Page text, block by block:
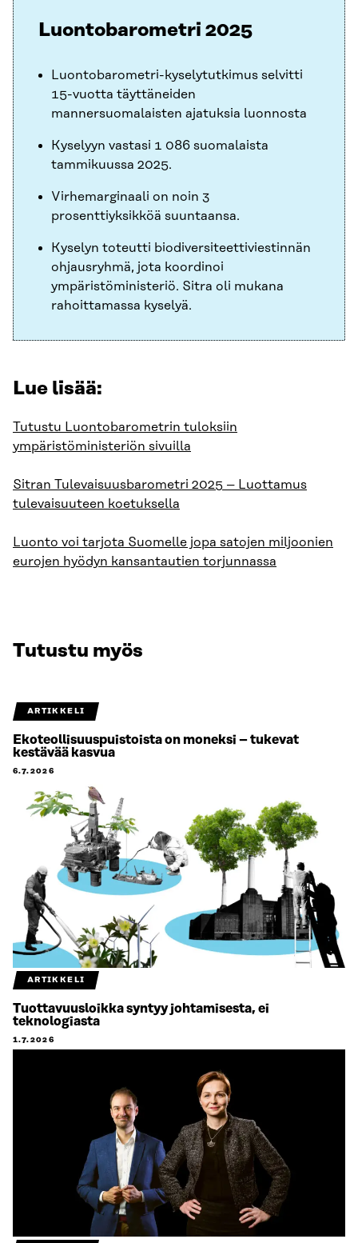
Luontobarometri 2025
Luontobarometri-kyselytutkimus selvitti
15-vuotta täyttäneiden
mannersuomalaisten ajatuksia luonnosta
Kyselyyn vastasi 1 086 suomalaista
tammikuussa 2025.
Virhemarginaali on noin 3
prosenttiyksikköä suuntaansa.
Kyselyn toteutti biodiversiteettiviestinnän
ohjausryhmä, jota koordinoi
ympäristöministeriö. Sitra oli mukana
rahoittamassa kyselyä.
Lue lisää:
Tutustu Luontobarometrin tuloksiin
ympäristöministeriön sivuilla
Sitran Tulevaisuusbarometri 2025 – Luottamus
tulevaisuuteen koetuksella
​​Luonto voi tarjota Suomelle jopa satojen miljoonien
eurojen hyödyn kansantautien torjunnassa​
Tutustu myös
ARTIKKELI
Ekoteollisuuspuistoista on moneksi – tukevat
kestävää kasvua
6.7.2026
ARTIKKELI
Tuottavuusloikka syntyy johtamisesta, ei
teknologiasta
1.7.2026